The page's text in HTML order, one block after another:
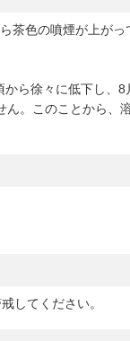
茶色の噴煙が上がっ
ら徐々に低下し、8
ん。このことから、
してください。